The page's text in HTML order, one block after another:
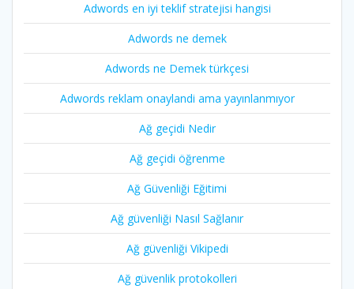
Adwords en iyi teklif stratejisi hangisi
Adwords ne demek
Adwords ne Demek türkçesi
Adwords reklam onaylandi ama yayınlanmıyor
Ağ geçidi Nedir
Ağ geçidi öğrenme
Ağ Güvenliği Eğitimi
Ağ güvenliği Nasıl Sağlanır
Ağ güvenliği Vikipedi
Ağ güvenlik protokolleri